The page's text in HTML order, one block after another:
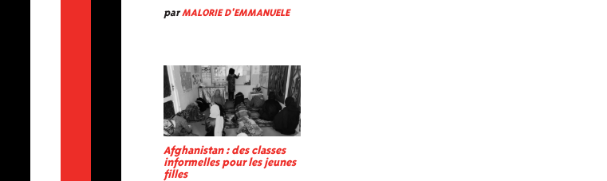
parMALORIE D'EMMANUELE
Afghanistan : des classes
informelles pour les jeunes
filles